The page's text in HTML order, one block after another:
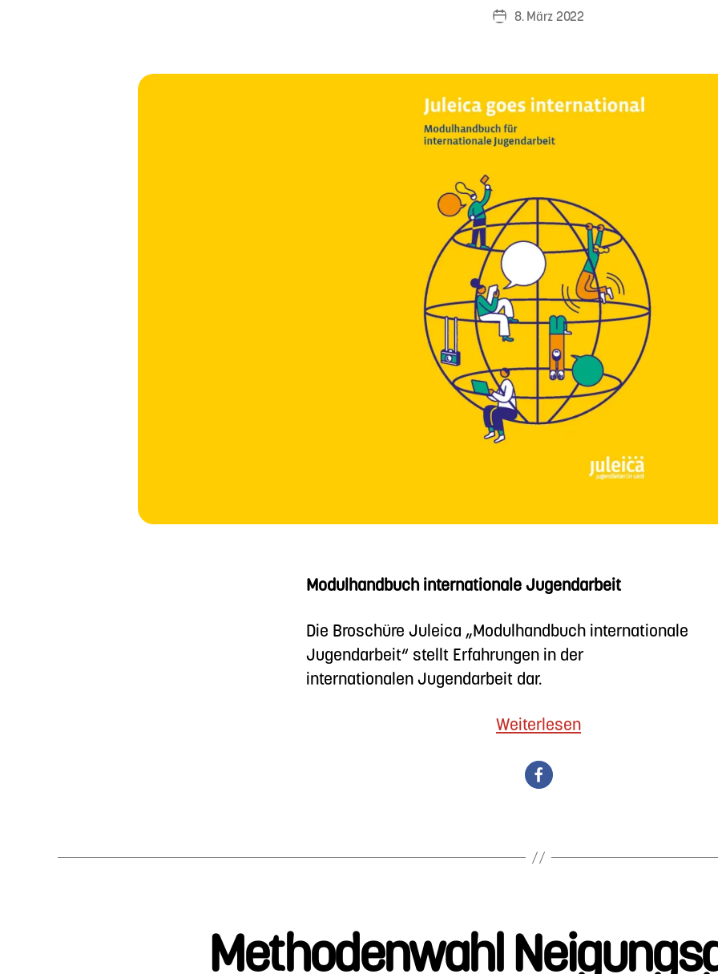
Veröffentlichungsdatum
8. März 2022
Modulhandbuch internationale Jugendarbeit
Die Broschüre Juleica „Modulhandbuch internationale
Jugendarbeit“ stellt Erfahrungen in der
internationalen Jugendarbeit dar.
Weiterlesen„Modulhandbuch
Methodenwahl